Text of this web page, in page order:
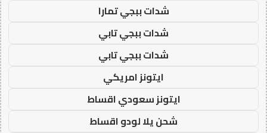
شدات ببجي تمارا
شدات ببجي تابي
شدات ببجي تابي
ايتونز امريكي
ايتونز سعودي اقساط
شحن يلا لودو اقساط